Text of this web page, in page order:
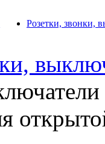
Розетки, звонки,